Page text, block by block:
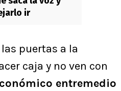
ir
puertas a la
caja y no ven con
entremedio